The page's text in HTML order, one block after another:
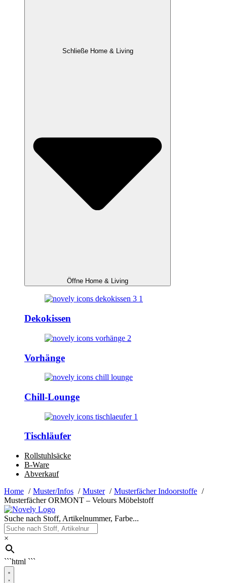
Schließe Home & Living
Öffne Home & Living
Dekokissen
Vorhänge
Chill-Lounge
Tischläufer
Rollstuhlsäcke
B-Ware
Abverkauf
Home
Muster/Infos Muster
Musterfächer Indoorstoffe
Musterfächer ORMONT – Velours Möbelstoff
Suche nach Stoff, Artikelnummer, Farbe...
×
```html ```